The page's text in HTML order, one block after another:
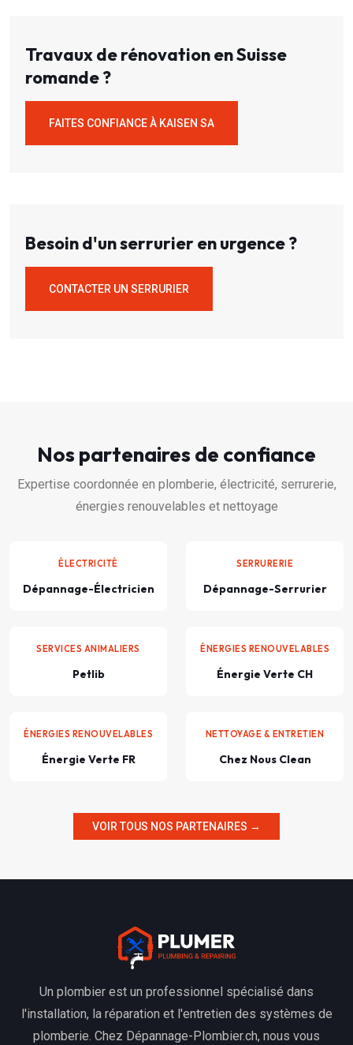
Travaux de rénovation en Suisse
romande ?
FAITES CONFIANCE À KAISEN SA
Besoin d'un serrurier en urgence ?
CONTACTER UN SERRURIER
Nos partenaires de confiance
Expertise coordonnée en plomberie, électricité, serrurerie,
énergies renouvelables et nettoyage
ÉLECTRICITÉ
Dépannage-Électricien
SERRURERIE
Dépannage-Serrurier
SERVICES ANIMALIERS
Petlib
ÉNERGIES RENOUVELABLES
Énergie Verte CH
ÉNERGIES RENOUVELABLES
Énergie Verte FR
NETTOYAGE & ENTRETIEN
Chez Nous Clean
VOIR TOUS NOS PARTENAIRES →
Un plombier est un professionnel spécialisé dans
l'installation, la réparation et l'entretien des systèmes de
plomberie. Chez Dépannage-Plombier.ch, nous vous